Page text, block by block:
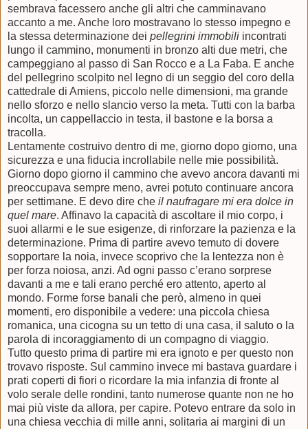
sembrava facessero anche gli altri che camminavano
accanto a me. Anche loro mostravano lo stesso impegno e
la stessa determinazione dei pellegrini immobili incontrati
lungo il cammino, monumenti in bronzo alti due metri, che
campeggiano al passo di San Rocco e a La Faba. E anche
del pellegrino scolpito nel legno di un seggio del coro della
cattedrale di Amiens, piccolo nelle dimensioni, ma grande
nello sforzo e nello slancio verso la meta. Tutti con la barba
incolta, un cappellaccio in testa, il bastone e la borsa a
tracolla.
Lentamente costruivo dentro di me, giorno dopo giorno, una
sicurezza e una fiducia incrollabile nelle mie possibilità.
Giorno dopo giorno il cammino che avevo ancora davanti mi
preoccupava sempre meno, avrei potuto continuare ancora
per settimane. E devo dire che il naufragare mi era dolce in
quel mare. Affinavo la capacità di ascoltare il mio corpo, i
suoi allarmi e le sue esigenze, di rinforzare la pazienza e la
determinazione. Prima di partire avevo temuto di dovere
sopportare la noia, invece scoprivo che la lentezza non è
per forza noiosa, anzi. Ad ogni passo c’erano sorprese
davanti a me e tali erano perché ero attento, aperto al
mondo. Forme forse banali che però, almeno in quei
momenti, ero disponibile a vedere: una piccola chiesa
romanica, una cicogna su un tetto di una casa, il saluto o la
parola di incoraggiamento di un compagno di viaggio.
Tutto questo prima di partire mi era ignoto e per questo non
trovavo risposte. Sul cammino invece mi bastava guardare i
prati coperti di fiori o ricordare la mia infanzia di fronte al
volo serale delle rondini, tanto numerose quante non ne ho
mai più viste da allora, per capire. Potevo entrare da solo in
una chiesa vecchia di mille anni, solitaria ai margini di un